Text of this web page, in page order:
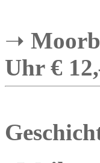
➝
Uhr €